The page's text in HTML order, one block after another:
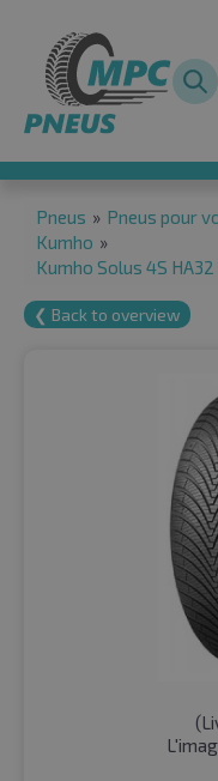
Pneus » Pneus pour
Kumho »
Kumho Solus 4S
❮ Back to overview
(